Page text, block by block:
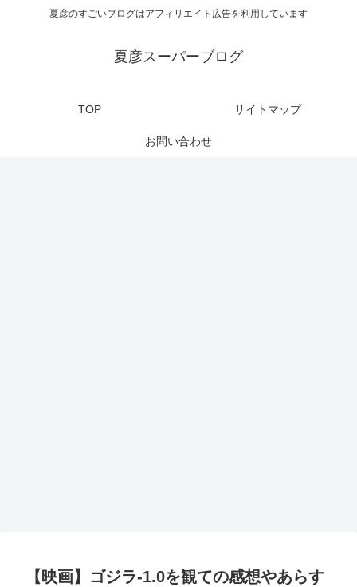
夏彦のすごいブログはアフィリエイト広告を利用しています
夏彦スーパーブログ
TOP サイトマップ
お問い合わせ
【映画】ゴジラ-1.0を観ての感想やあらす